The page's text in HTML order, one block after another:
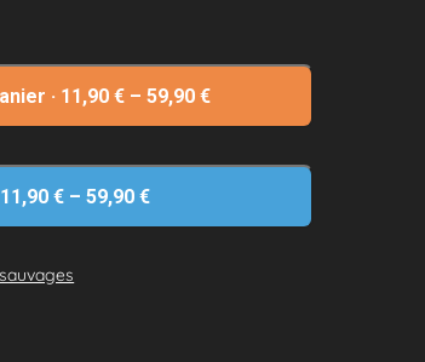
· 11,90€ –59,90€
11,90€ –59,90€